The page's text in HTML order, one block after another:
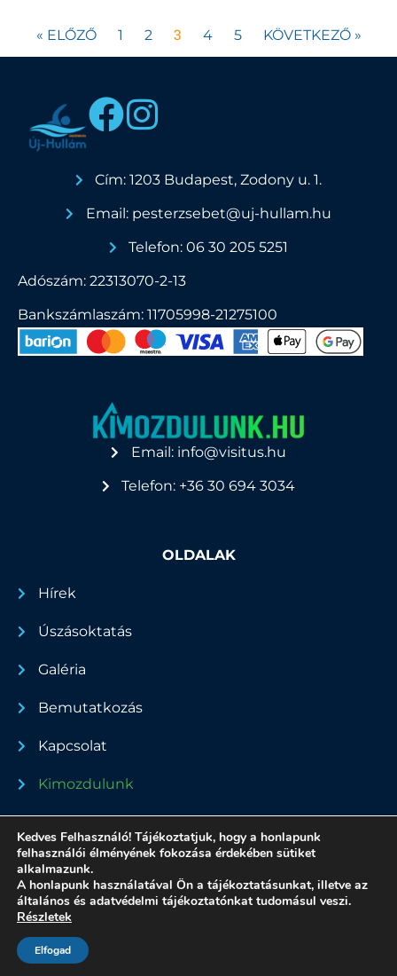
« ELŐZŐ 1 2 3 4 5 KÖVETKEZŐ »
Cím: 1203 Budapest, Zodony u. 1.
Email: pesterzsebet@uj-hullam.hu
Telefon: 06 30 205 5251
Adószám: 22313070-2-13
Bankszámlaszám: 11705998-21275100
Email: info@visitus.hu
Telefon: +36 30 694 3034
OLDALAK
Hírek
Úszásoktatás
Galéria
Bemutatkozás
Kapcsolat
Kimozdulunk
Dokumentumok
Minden jog fenntartva - 2022
Kedves Felhasználó! Tájékoztatjuk, hogy a honlapunk
felhasználói élményének fokozása érdekében sütiket
alkalmazunk.
A honlapunk használatával Ön a tájékoztatásunkat, illetve az
általános és adatvédelmi tájékoztatónkat tudomásul veszi.
Részletek
Elfogad